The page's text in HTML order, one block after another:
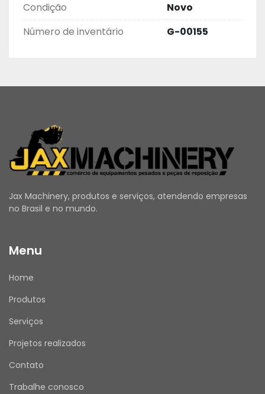
Condição
Novo
Número de inventário
G-00155
Jax Machinery, produtos e serviços, atendendo empresas
no Brasil e no mundo.
Menu
Home
Produtos
Serviços
Projetos realizados
Contato
Trabalhe conosco